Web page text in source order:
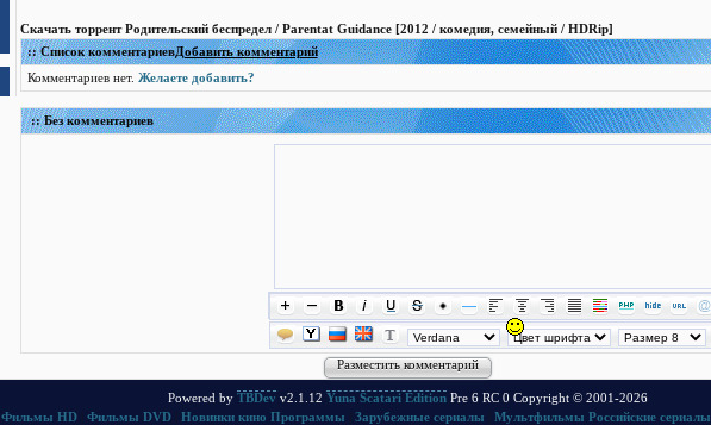
Скачать торрент Родительский беспредел / Parentat Guidance [2012 / комедия, семейный / HDRip]
:: Список комментариевДобавить комментарий
Комментариев нет. Желаете добавить?
:: Без комментариев
Powered by TBDev v2.1.12 Yuna Scatari EditionPre 6 RC 0 Copyright © 2001-2026
Фильмы HD| Фильмы DVD| Новинки кино Программы Зарубежные сериалы Мультфильмы Российские сериалы